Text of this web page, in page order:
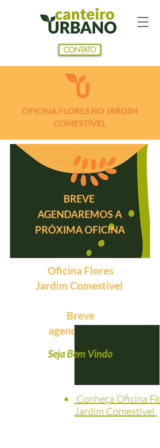
CONTATO
OFICINA FLORES NO JARDIM
COMESTÍVEL
BREVE
AGENDAREMOS A
PRÓXIMA OFICINA
Oficina Flores
Jardim Comestível
Breve
agendaremos
Seja Bem Vindo
Conheça Oficina
Jardim Comestível